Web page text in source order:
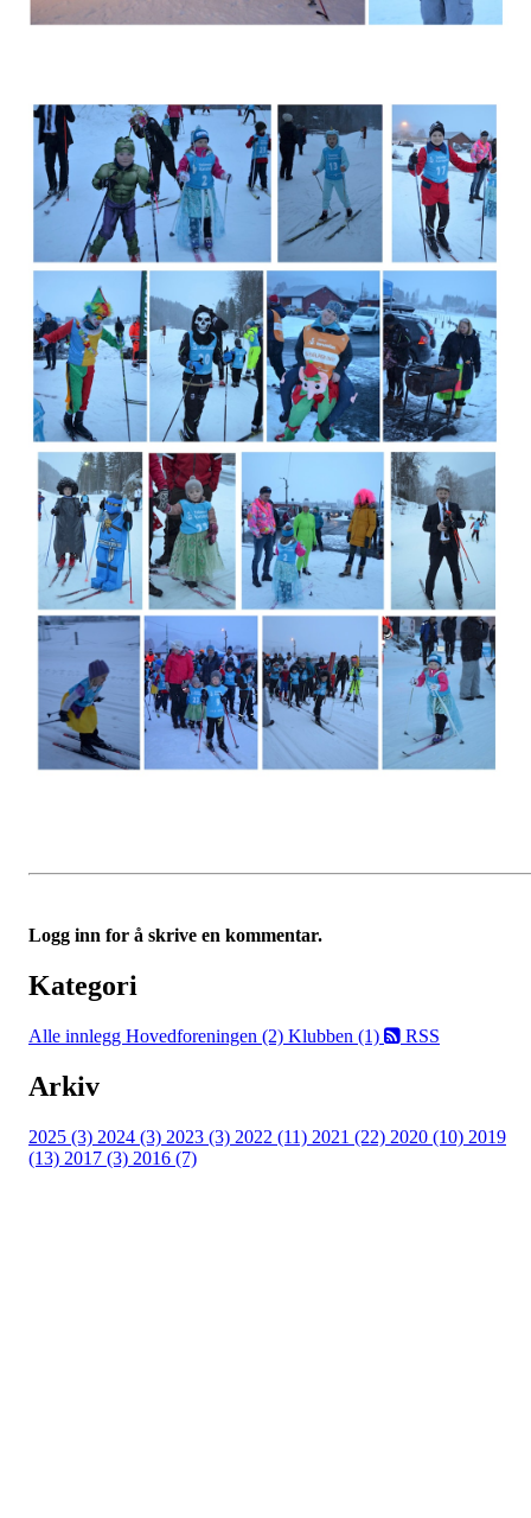
Logg inn for å skrive en kommentar.
Kategori
Alle innlegg Hovedforeningen (2) Klubben (1) RSS
Arkiv
2025 (3) 2024 (3) 2023 (3) 2022 (11) 2021 (22) 2020 (10) 2019
(13) 2017 (3) 2016 (7)